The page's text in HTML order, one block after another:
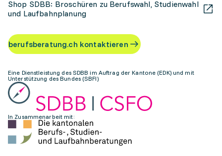
Shop SDBB: Broschüren zu Berufswahl, Studienwahl
und Laufbahnplanung
berufsberatung.ch kontaktieren
Eine Dienstleistung des SDBB im Auftrag der Kantone (EDK) und mit
Unterstützung des Bundes (SBFI)
In Zusammenarbeit mit: